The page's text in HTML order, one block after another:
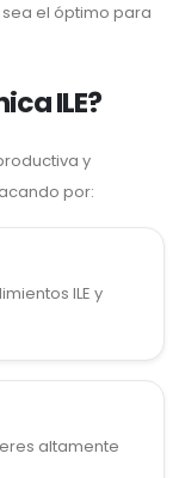
el óptimo para
ILE?
y
por:
ILE y
altamente